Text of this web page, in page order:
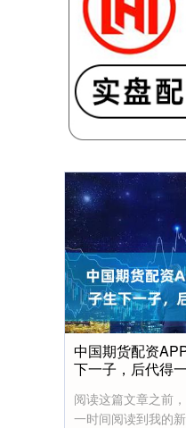
中国期货配资
下一子，后代得
阅读这篇文章之前
一时间阅读到我的